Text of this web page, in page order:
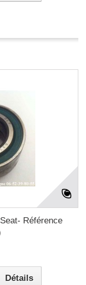
Référence
Détails